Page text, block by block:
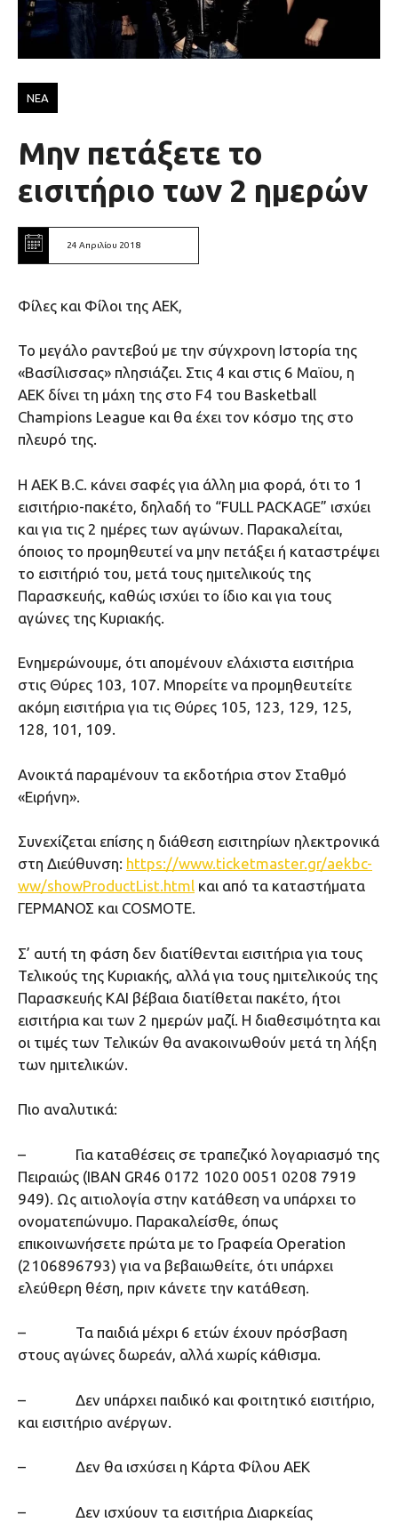
ΝΕΑ
Μην πετάξετε το
εισιτήριο των 2 ημερών
24 Απριλίου 2018
Φίλες και Φίλοι της ΑΕΚ,
Το μεγάλο ραντεβού με την σύγχρονη Ιστορία της
«Βασίλισσας» πλησιάζει. Στις 4 και στις 6 Μαϊου, η
ΑΕΚ δίνει τη μάχη της στο F4 του Basketball
Champions League και θα έχει τον κόσμο της στο
πλευρό της.
Η ΑΕΚ Β.C. κάνει σαφές για άλλη μια φορά, ότι το 1
εισιτήριο-πακέτο, δηλαδή το “FULL PACKAGE” ισχύει
και για τις 2 ημέρες των αγώνων. Παρακαλείται,
όποιος το προμηθευτεί να μην πετάξει ή καταστρέψει
το εισιτήριό του, μετά τους ημιτελικούς της
Παρασκευής, καθώς ισχύει το ίδιο και για τους
αγώνες της Κυριακής.
Ενημερώνουμε, ότι απομένουν ελάχιστα εισιτήρια
στις Θύρες 103, 107. Μπορείτε να προμηθευτείτε
ακόμη εισιτήρια για τις Θύρες 105, 123, 129, 125,
128, 101, 109.
Ανοικτά παραμένουν τα εκδοτήρια στον Σταθμό
«Ειρήνη».
Συνεχίζεται επίσης η διάθεση εισιτηρίων ηλεκτρονικά
στη Διεύθυνση: https://www.ticketmaster.gr/aekbc-
ww/showProductList.html και από τα καταστήματα
ΓΕΡΜΑΝΟΣ και COSMOTE.
Σ’ αυτή τη φάση δεν διατίθενται εισιτήρια για τους
Τελικούς της Κυριακής, αλλά για τους ημιτελικούς της
Παρασκευής ΚΑΙ βέβαια διατίθεται πακέτο, ήτοι
εισιτήρια και των 2 ημερών μαζί. Η διαθεσιμότητα και
οι τιμές των Τελικών θα ανακοινωθούν μετά τη λήξη
των ημιτελικών.
Πιο αναλυτικά:
– Για καταθέσεις σε τραπεζικό λογαριασμό της
Πειραιώς (IBAN GR46 0172 1020 0051 0208 7919
949). Ως αιτιολογία στην κατάθεση να υπάρχει το
ονοματεπώνυμο. Παρακαλείσθε, όπως
επικοινωνήσετε πρώτα με το Γραφεία Operation
(2106896793) για να βεβαιωθείτε, ότι υπάρχει
ελεύθερη θέση, πριν κάνετε την κατάθεση.
– Τα παιδιά μέχρι 6 ετών έχουν πρόσβαση
στους αγώνες δωρεάν, αλλά χωρίς κάθισμα.
– Δεν υπάρχει παιδικό και φοιτητικό εισιτήριο,
και εισιτήριο ανέργων.
– Δεν θα ισχύσει η Κάρτα Φίλου ΑΕΚ
– Δεν ισχύουν τα εισιτήρια Διαρκείας